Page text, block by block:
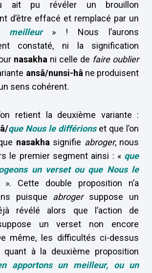
ait pu révéler un brouillon
d’être effacé et remplacé par un
meilleur» ! Nous l’aurons
constaté, ni la signification
nasakha ni celle de faire oublier
ansâ/nunsi-hâ ne produisent
sens cohérent.
retient la deuxième variante :
que Nous le différionset que l’on
nasakha signifie abroger, nous
le premier segment ainsi : « que
un verset ou que Nous le
». Cette double proposition n’a
puisque abrogersuppose un
révélé alors que l’action de
un verset non encore
même, les difficultés ci-dessus
quant à la deuxième proposition
apportons un meilleur, ou un